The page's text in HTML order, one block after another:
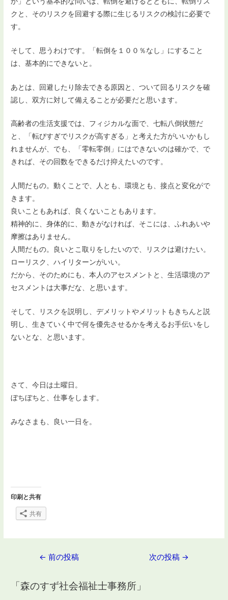
クと、そのリスクを回避する際に生じるリスクの検討に必要で
す。
そして、思うわけです。「転倒を１００％なし」にすること
は、基本的にできないと。
あとは、回避したり除去できる原因と、ついて回るリスクを確
認し、双方に対して備えることが必要だと思います。
高齢者の生活支援では、フィジカルな面で、七転八倒状態だ
と、「転びすぎでリスクが高すぎる」と考えた方がいいかもし
れませんが、でも、「零転零倒」にはできないのは確かで、で
きれば、その回数をできるだけ抑えたいのです。
人間だもの。動くことで、人とも、環境とも、接点と変化がで
きます。
良いこともあれば、良くないこともあります。
精神的に、身体的に、動きがなければ、そこには、ふれあいや
摩擦はありません。
人間だもの。良いとこ取りをしたいので、リスクは避けたい。
ローリスク、ハイリターンがいい。
だから、そのためにも、本人のアセスメントと、生活環境のア
セスメントは大事だな、と思います。
そして、リスクを説明し、デメリットやメリットもきちんと説
明し、生きていく中で何を優先させるかを考えるお手伝いをし
ないとな、と思います。
さて、今日は土曜日。
ぼちぼちと、仕事をします。
みなさまも、良い一日を。
印刷と共有
共有
ナ
← 前の投稿 次の投稿 →
「森のすず社会福祉士事務所」